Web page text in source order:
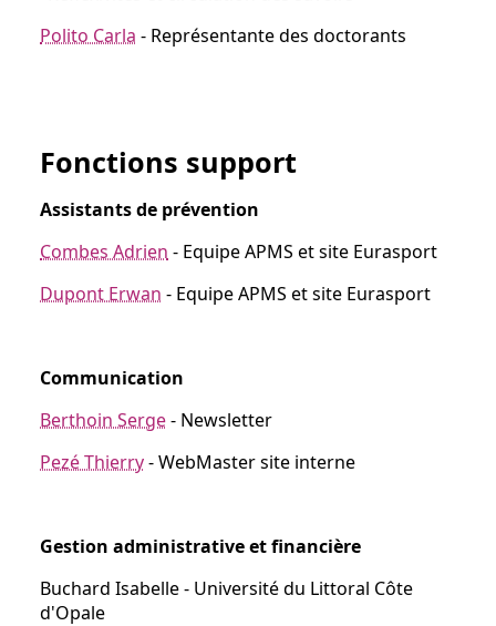
Polito Carla - Représentante des doctorants
Fonctions support
Assistants de prévention
Combes Adrien - Equipe APMS et site Eurasport
Dupont Erwan - Equipe APMS et site Eurasport
Communication
Berthoin Serge- Newsletter
Pezé Thierry- WebMaster site interne
Gestion administrative et financière
Buchard Isabelle - Université du Littoral Côte
d'Opale